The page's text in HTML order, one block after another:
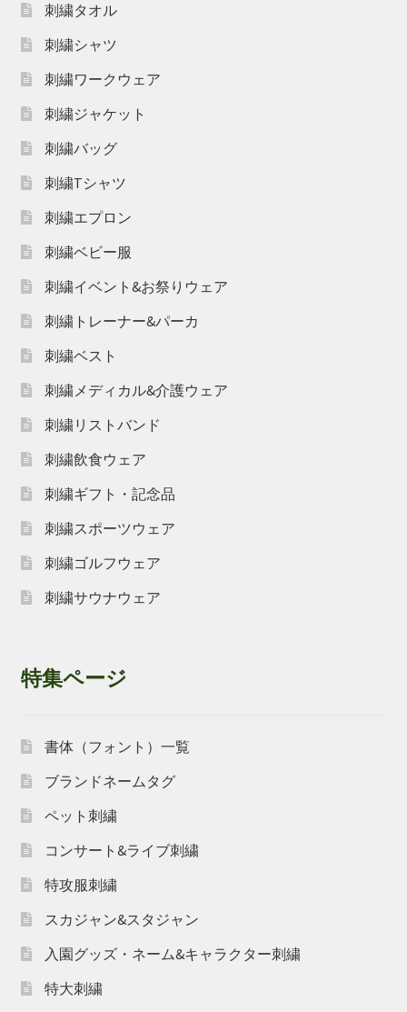
刺繍タオル
刺繍シャツ
刺繍ワークウェア
刺繍ジャケット
刺繍バッグ
刺繍Tシャツ
刺繍エプロン
刺繍ベビー服
刺繍イベント&お祭りウェア
刺繍トレーナー&パーカ
刺繍ベスト
刺繍メディカル&介護ウェア
刺繍リストバンド
刺繍飲食ウェア
刺繍ギフト・記念品
刺繍スポーツウェア
刺繍ゴルフウェア
刺繍サウナウェア
特集ページ
書体（フォント）一覧
ブランドネームタグ
ペット刺繍
コンサート&ライブ刺繍
特攻服刺繍
スカジャン&スタジャン
入園グッズ・ネーム&キャラクター刺繍
特大刺繍